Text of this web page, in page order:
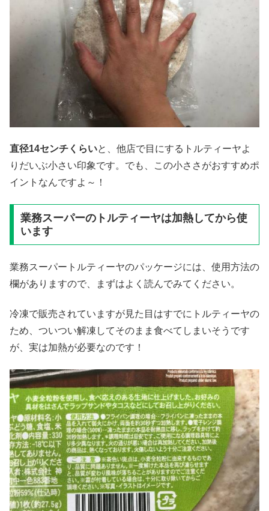
直径14センチくらいと、他店で目にするトルティーヤよ
りだいぶ小さい印象です。でも、この小ささがおすすめポ
イントなんですよ～！
業務スーパーのトルティーヤは加熱してから使
います
業務スーパートルティーヤのパッケージには、使用方法の
欄がありますので、まずはよく読んでみてください。
冷凍で販売されていますが見た目はすでにトルティーヤの
ため、ついつい解凍してそのまま食べてしまいそうです
が、実は加熱が必要なのです！